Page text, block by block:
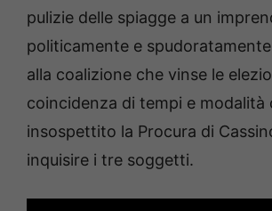
pulizie delle spiagge a un
politicamente e
alla coalizione che vinse le
coincidenza di tempi e modalità
insospettito la Procura di
inquisire i tre soggetti.